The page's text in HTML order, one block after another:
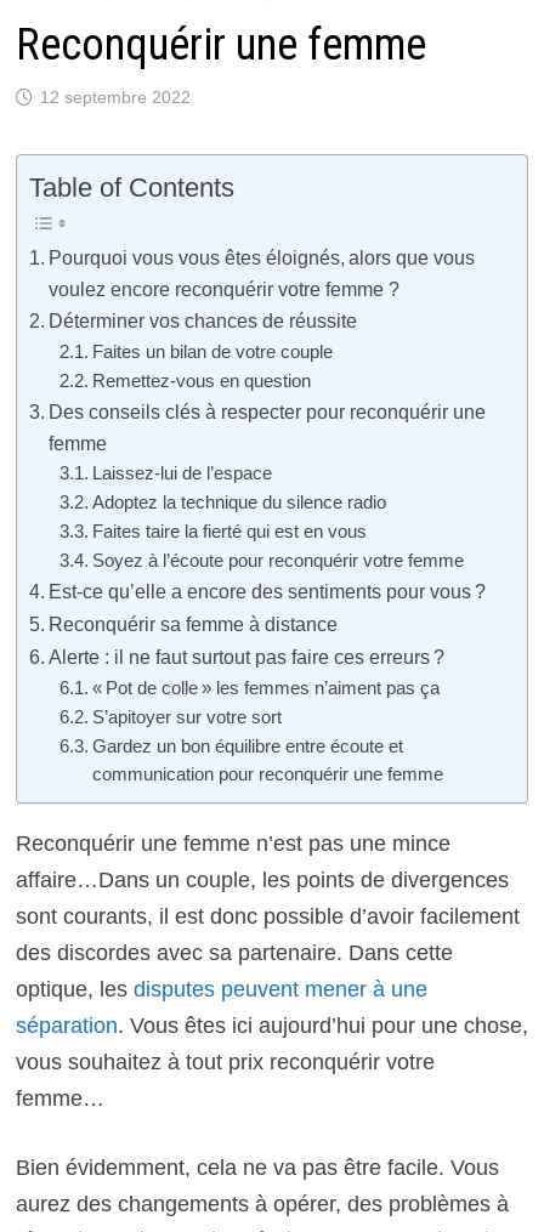
Reconquérir une femme
12 septembre 2022
Table of Contents
Pourquoi vous vous êtes éloignés, alors que vous
voulez encore reconquérir votre femme ?
Déterminer vos chances de réussite
Faites un bilan de votre couple
Remettez-vous en question
Des conseils clés à respecter pour reconquérir une
femme
Laissez-lui de l’espace
Adoptez la technique du silence radio
Faites taire la fierté qui est en vous
Soyez à l’écoute pour reconquérir votre femme
Est-ce qu’elle a encore des sentiments pour vous ?
Reconquérir sa femme à distance
Alerte : il ne faut surtout pas faire ces erreurs ?
« Pot de colle » les femmes n’aiment pas ça
S’apitoyer sur votre sort
Gardez un bon équilibre entre écoute et
communication pour reconquérir une femme
Reconquérir une femme n’est pas une mince
affaire…Dans un couple, les points de divergences
sont courants, il est donc possible d’avoir facilement
des discordes avec sa partenaire. Dans cette
optique, les disputes peuvent mener à une
séparation. Vous êtes ici aujourd’hui pour une chose,
vous souhaitez à tout prix reconquérir votre
femme…
Bien évidemment, cela ne va pas être facile. Vous
aurez des changements à opérer, des problèmes à